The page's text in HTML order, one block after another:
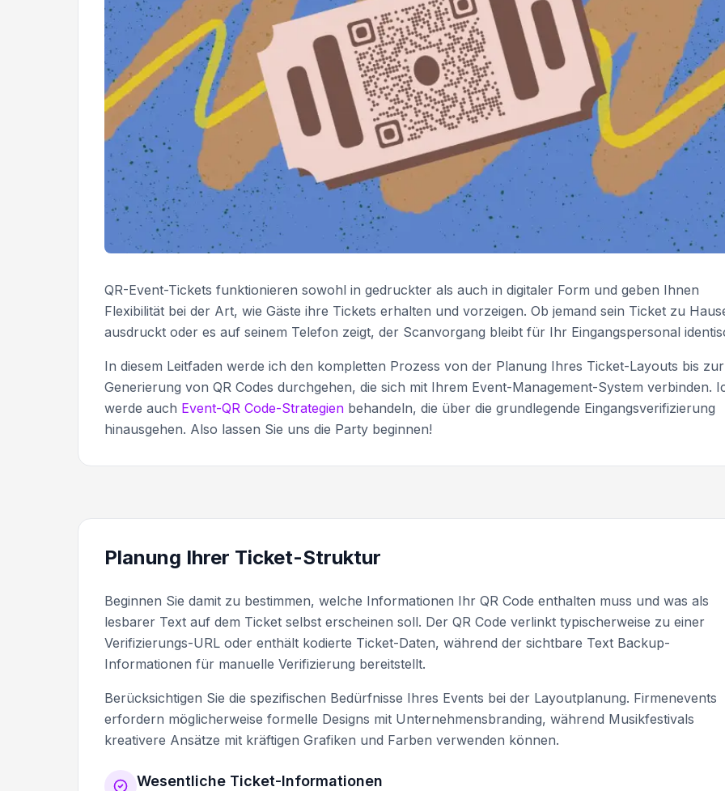
QR-Event-Tickets funktionieren sowohl in gedruckter als auch in digitaler Form und geben Ihnen
Flexibilität bei der Art, wie Gäste ihre Tickets erhalten und vorzeigen. Ob jemand sein Ticket zu
ausdruckt oder es auf seinem Telefon zeigt, der Scanvorgang bleibt für Ihr Eingangspersonal
In diesem Leitfaden werde ich den kompletten Prozess von der Planung Ihres Ticket-Layouts bis zur
Generierung von QR Codes durchgehen, die sich mit Ihrem Event-Management-System verbinden.
werde auch Event-QR Code-Strategien behandeln, die über die grundlegende Eingangsverifizierung
hinausgehen. Also lassen Sie uns die Party beginnen!
Planung Ihrer Ticket-Struktur
Beginnen Sie damit zu bestimmen, welche Informationen Ihr QR Code enthalten muss und was als
lesbarer Text auf dem Ticket selbst erscheinen soll. Der QR Code verlinkt typischerweise zu einer
Verifizierungs-URL oder enthält kodierte Ticket-Daten, während der sichtbare Text Backup-
Informationen für manuelle Verifizierung bereitstellt.
Berücksichtigen Sie die spezifischen Bedürfnisse Ihres Events bei der Layoutplanung. Firmenevents
erfordern möglicherweise formelle Designs mit Unternehmensbranding, während Musikfestivals
kreativere Ansätze mit kräftigen Grafiken und Farben verwenden können.
Wesentliche Ticket-Informationen